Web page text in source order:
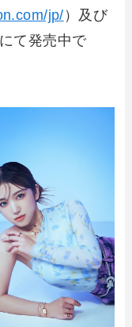
jp/ ）及び
て発売中で